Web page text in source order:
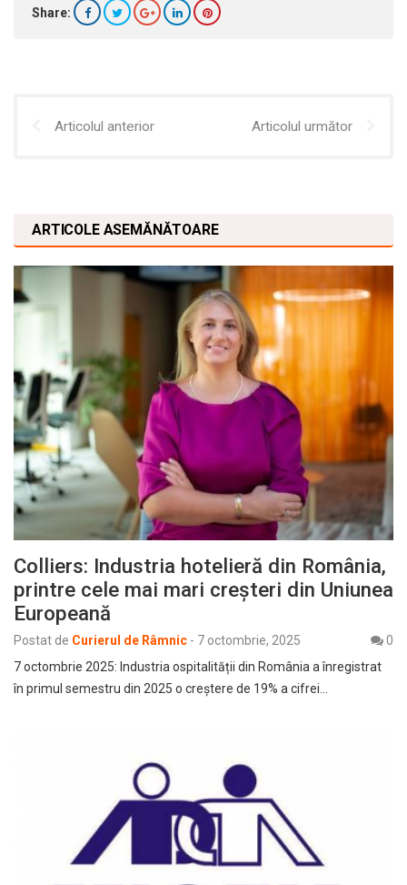
Share:
Articolul anterior Articolul următor
ARTICOLE ASEMĂNĂTOARE
Colliers: Industria hotelieră din România,
printre cele mai mari creșteri din Uniunea
Europeană
Postat de Curierul de Râmnic - 7 octombrie, 2025
0
7 octombrie 2025: Industria ospitalității din România a înregistrat
în primul semestru din 2025 o creștere de 19% a cifrei…